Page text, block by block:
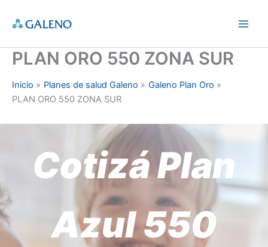
PLAN ORO 550 ZONA SUR
Inicio Planes de salud Galeno
Galeno Plan Oro
PLAN ORO 550 ZONA SUR
Cotizá Plan
Azul 550